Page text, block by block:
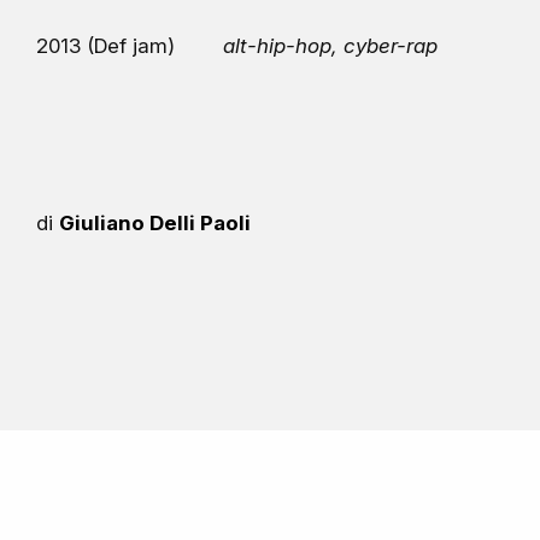
2013 (Def jam) alt-hip-hop, cyber-rap
di Giuliano Delli Paoli